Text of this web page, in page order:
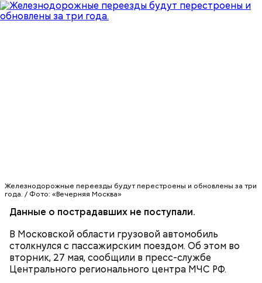
Железнодорожные переезды будут перестроены и обновлены за три
года. / Фото: «Вечерняя Москва»
Данные о пострадавших не поступали.
В Московской области грузовой автомобиль
столкнулся с пассажирским поездом. Об этом во
вторник, 27 мая, сообщили в пресс-службе
Центрального регионального центра МЧС РФ.